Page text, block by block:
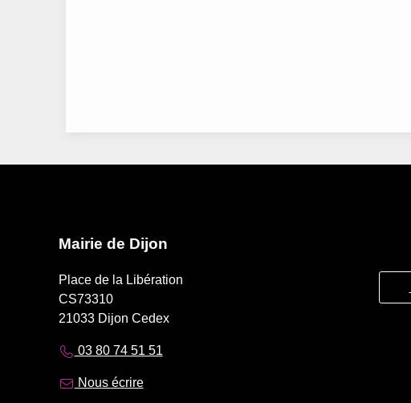
Mairie de Dijon
Place de la Libération
CS73310
21033 Dijon Cedex
03 80 74 51 51
Nous écrire